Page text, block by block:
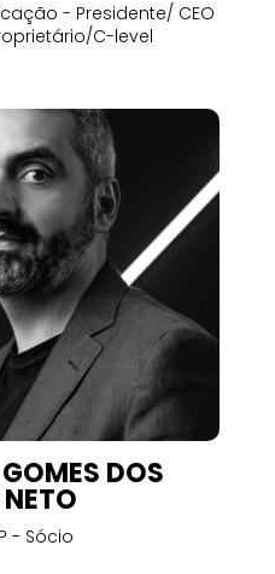
- Presidente/ CEO
C-level
DOS
- Sócio